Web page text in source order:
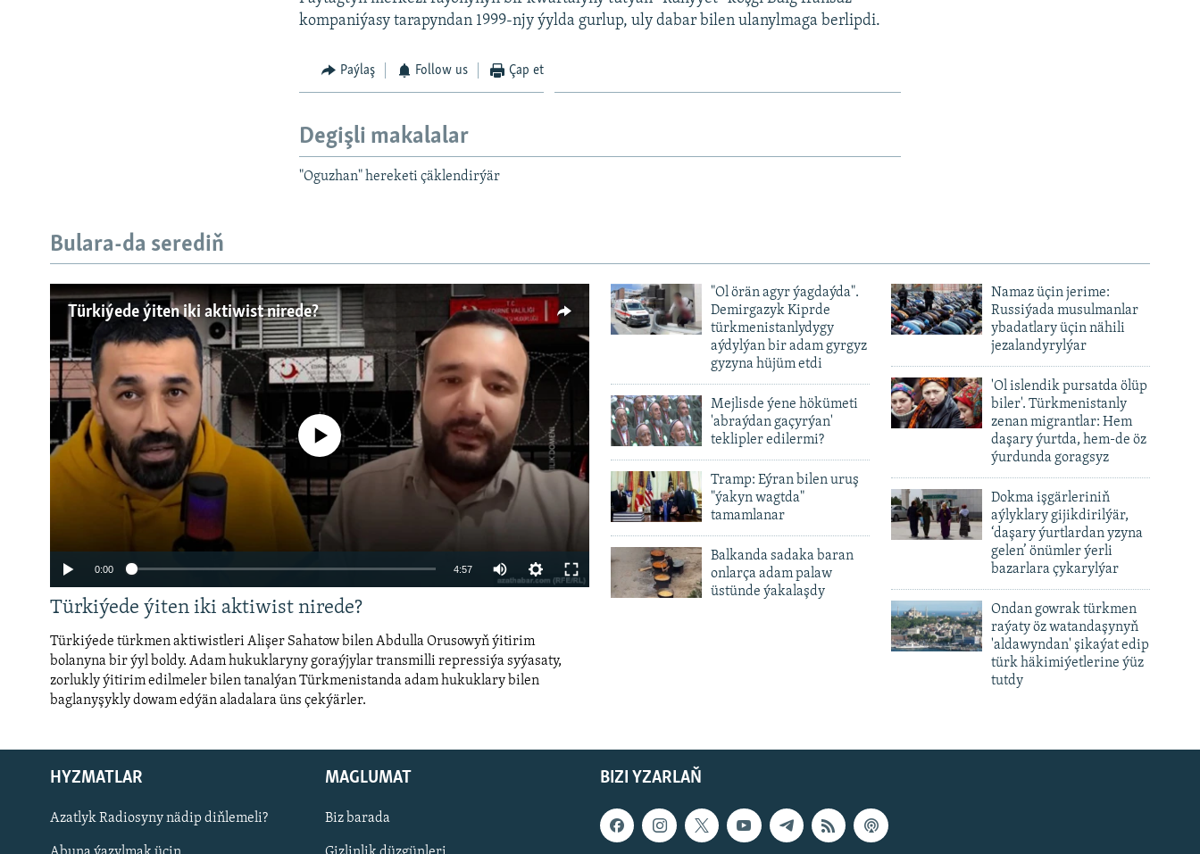
BIZI YZARLAŇ
kompaniýasy tarapyndan 1999-njy ýylda gurlup, uly dabar bilen ulanylmaga berlipdi.
Paýlaş Follow us Çap et
Degişli makalalar
"Oguzhan" hereketi çäklendirýär
Bulara-da serediň
Türkiýede ýiten iki aktiwist nirede?
No media source currently available
0:00 4:57
480p
Türkiýede ýiten iki aktiwist nirede?
Türkiýede türkmen aktiwistleri Alişer Sahatow bilen Abdulla Orusowyň ýitirim
bolanyna bir ýyl boldy. Adam hukuklaryny goraýjylar transmilli repressiýa syýasaty,
zorlukly ýitirim edilmeler bilen tanalýan Türkmenistanda adam hukuklary bilen
baglanyşykly dowam edýän aladalara üns çekýärler.
"Ol örän agyr ýagdaýda".
Demirgazyk Kiprde
türkmenistanlydygy
aýdylýan bir adam gyrgyz
gyzyna hüjüm etdi
Mejlisde ýene hökümeti
'abraýdan gaçyrýan'
teklipler edilermi?
Tramp: Eýran bilen uruş
"ýakyn wagtda"
tamamlanar
Balkanda sadaka baran
onlarça adam palaw
üstünde ýakalaşdy
Namaz üçin jerime:
Russiýada musulmanlar
ybadatlary üçin nähili
jezalandyrylýar
'Ol islendik pursatda ölüp
biler'. Türkmenistanly
zenan migrantlar: Hem
daşary ýurtda, hem-de öz
ýurdunda goragsyz
Dokma işgärleriniň
aýlyklary gijikdirilýär,
‘daşary ýurtlardan yzyna
gelen’ önümler ýerli
bazarlara çykarylýar
Ondan gowrak türkmen
raýaty öz watandaşynyň
'aldawyndan' şikaýat edip
türk häkimiýetlerine ýüz
tutdy
BIZI YZARLAŇ
HYZMATLAR
Azatlyk Radiosyny nädip diňlemeli?
MAGLUMAT
Biz barada